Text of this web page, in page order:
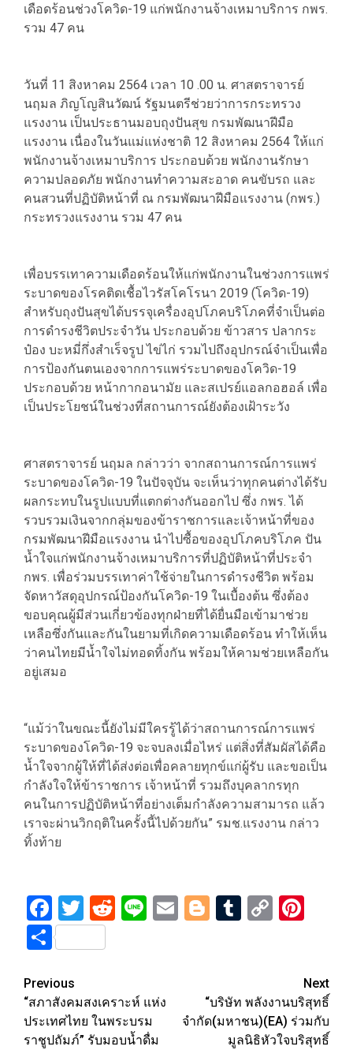
เดือดร้อนช่วงโควิด-19 แก่พนักงานจ้างเหมาบริการ กพร.
รวม 47 คน
วันที่ 11 สิงหาคม 2564 เวลา 10 .00 น. ศาสตราจารย์
นฤมล ภิญโญสินวัฒน์ รัฐมนตรีช่วยว่าการกระทรวง
แรงงาน เป็นประธานมอบถุงปันสุข กรมพัฒนาฝีมือ
แรงงาน เนื่องในวันแม่แห่งชาติ 12 สิงหาคม 2564 ให้แก่
พนักงานจ้างเหมาบริการ ประกอบด้วย พนักงานรักษา
ความปลอดภัย พนักงานทำความสะอาด คนขับรถ และ
คนสวนที่ปฏิบัติหน้าที่ ณ กรมพัฒนาฝีมือแรงงาน (กพร.)
กระทรวงแรงงาน รวม 47 คน
เพื่อบรรเทาความเดือดร้อนให้แก่พนักงานในช่วงการแพร่
ระบาดของโรคติดเชื้อไวรัสโคโรนา 2019 (โควิด-19)
สำหรับถุงปันสุขได้บรรจุเครื่องอุปโภคบริโภคที่จำเป็นต่อ
การดำรงชีวิตประจำวัน ประกอบด้วย ข้าวสาร ปลากระ
ป๋อง บะหมี่กึ่งสำเร็จรูป ไข่ไก่ รวมไปถึงอุปกรณ์จำเป็นเพื่อ
การป้องกันตนเองจากการแพร่ระบาดของโควิด-19
ประกอบด้วย หน้ากากอนามัย และสเปรย์แอลกอฮอล์ เพื่อ
เป็นประโยชน์ในช่วงที่สถานการณ์ยังต้องเฝ้าระวัง
ศาสตราจารย์ นฤมล กล่าวว่า จากสถานการณ์การแพร่
ระบาดของโควิด-19 ในปัจจุบัน จะเห็นว่าทุกคนต่างได้รับ
ผลกระทบในรูปแบบที่แตกต่างกันออกไป ซึ่ง กพร. ได้
รวบรวมเงินจากกลุ่มของข้าราชการและเจ้าหน้าที่ของ
กรมพัฒนาฝีมือแรงงาน นำไปซื้อของอุปโภคบริโภค ปัน
น้ำใจแก่พนักงานจ้างเหมาบริการที่ปฏิบัติหน้าที่ประจำ
กพร. เพื่อร่วมบรรเทาค่าใช้จ่ายในการดำรงชีวิต พร้อม
จัดหาวัสดุอุปกรณ์ป้องกันโควิด-19 ในเบื้องต้น ซึ่งต้อง
ขอบคุณผู้มีส่วนเกี่ยวข้องทุกฝ่ายที่ได้ยื่นมือเข้ามาช่วย
เหลือซึ่งกันและกันในยามที่เกิดความเดือดร้อน ทำให้เห็น
ว่าคนไทยมีน้ำใจไม่ทอดทิ้งกัน พร้อมให้คามช่วยเหลือกัน
อยู่เสมอ
“แม้ว่าในขณะนี้ยังไม่มีใครรู้ได้ว่าสถานการณ์การแพร่
ระบาดของโควิด-19 จะจบลงเมื่อไหร่ แต่สิ่งที่สัมผัสได้คือ
น้ำใจจากผู้ให้ที่ได้ส่งต่อเพื่อคลายทุกข์แก่ผู้รับ และขอเป็น
กำลังใจให้ข้าราชการ เจ้าหน้าที่ รวมถึงบุคลากรทุก
คนในการปฏิบัติหน้าที่อย่างเต็มกำลังความสามารถ แล้ว
เราจะผ่านวิกฤติในครั้งนี้ไปด้วยกัน” รมช.แรงงาน กล่าว
ทิ้งท้าย
Facebook
Twitter
Reddit
LineEmailBlogger
Tumblr
Copy
Share
Post
navigation
Previous
“สภาสังคมสงเคราะห์ แห่ง
ประเทศไทย ในพระบรม
ราชูปถัมภ์” รับมอบน้ำดื่ม
Next
“บริษัท พลังงานบริสุทธิ์
จำกัด(มหาชน)(EA) ร่วมกับ
มูลนิธิหัวใจบริสุทธิ์